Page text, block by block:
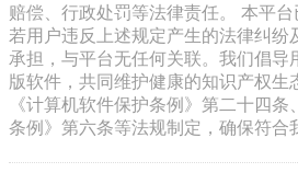
赔偿、行政处罚等法律责任。 本平台
若用户违反上述规定产生的法律纠纷
承担，与平台无任何关联。我们倡导
版软件，共同维护健康的知识产权生
《计算机软件保护条例》第二十四
条例》第六条等法规制定，确保符合